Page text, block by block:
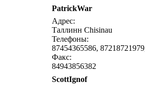
PatrickWar
Адрес:
Таллинн Chisinau
Телефоны:
87454365586,
Факс:
84943856382
ScottIgnof